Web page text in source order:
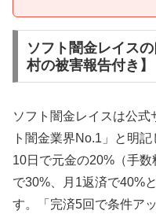
ソフト闇金レイス
村の被害報告付き】
ソフト闇金レイスは公
ト闇金業界No.1」と明
10日で元金の20%（手
で30%、月1返済で40%
す。「完済5回で条件ア